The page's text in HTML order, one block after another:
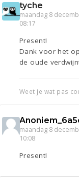
tyche
maandag 8
08:17
Present!
Dank voor het
de oude
Weet je wat pas
maandag 8
10:08
Present!